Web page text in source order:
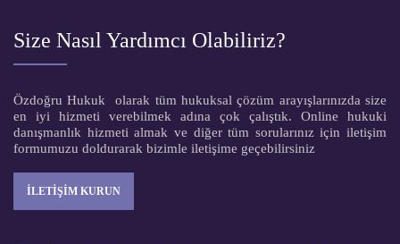
Size Nasıl Yardımcı Olabiliriz?
Özdoğru Hukuk olarak tüm hukuksal çözüm arayışlarınızda size
en iyi hizmeti verebilmek adına çok çalıştık. Online hukuki
danışmanlık hizmeti almak ve diğer tüm sorularınız için iletişim
formumuzu doldurarak bizimle iletişime geçebilirsiniz
İLETİŞİM KURUN